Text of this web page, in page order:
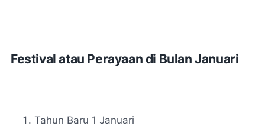
Festival atau Perayaan di Bulan Januari
Tahun Baru 1 Januari